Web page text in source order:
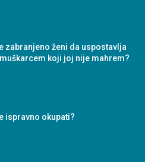
zabranjeno ženi da uspostavlja
koji joj nije mahrem?
ispravno okupati?